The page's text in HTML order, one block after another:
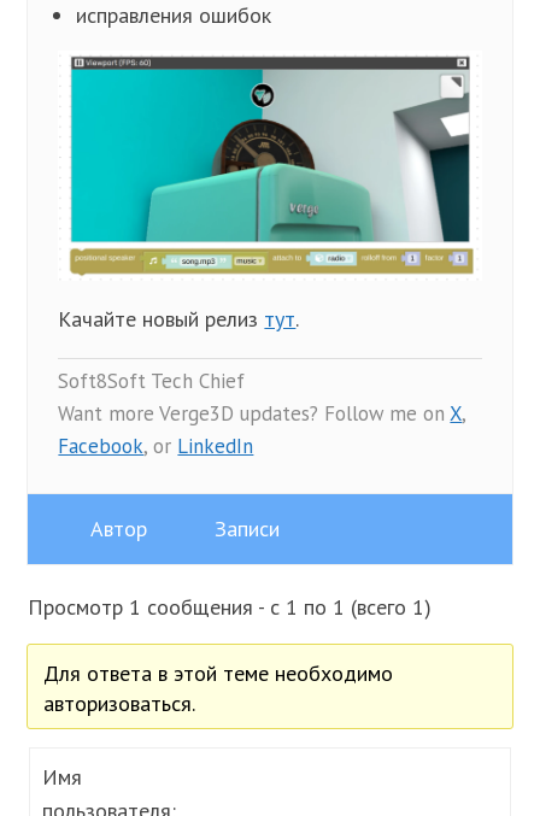
исправления ошибок
Качайте новый релиз тут.
Soft8Soft Tech Chief
Want more Verge3D updates? Follow me onX,
Facebook, or LinkedIn
Автор Записи
Просмотр 1 сообщения - с 1 по 1 (всего 1)
Для ответа в этой теме необходимо
авторизоваться.
Имя
пользователя: